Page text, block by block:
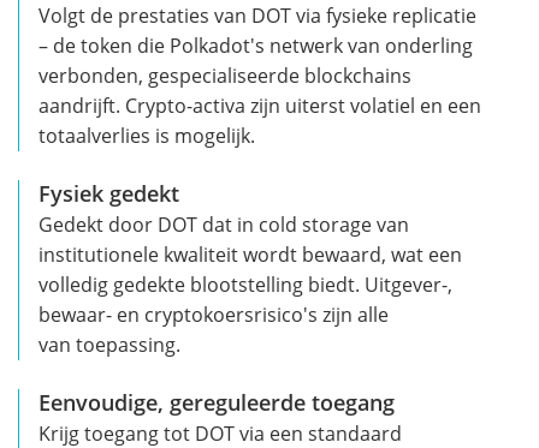
Volgt de prestaties van DOT via fysieke replicatie
– de token die Polkadot's netwerk van onderling
verbonden, gespecialiseerde blockchains
aandrijft. Crypto-activa zijn uiterst volatiel en een
totaalverlies is mogelijk.
Fysiek gedekt
Gedekt door DOT dat in cold storage van
institutionele kwaliteit wordt bewaard, wat een
volledig gedekte blootstelling biedt. Uitgever-,
bewaar- en cryptokoersrisico's zijn alle
van toepassing.
Eenvoudige, gereguleerde toegang
Krijg toegang tot DOT via een standaard